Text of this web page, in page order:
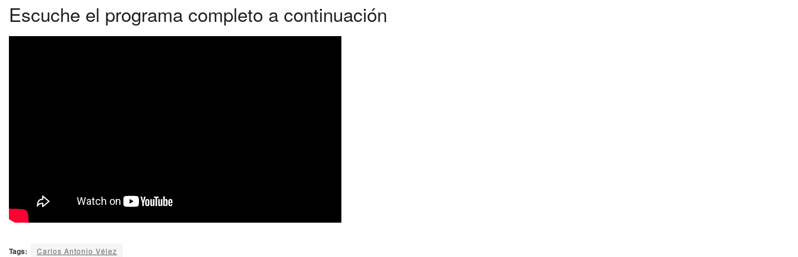
Escuche el programa completo a continuación
Tags: Carlos Antonio Vélez